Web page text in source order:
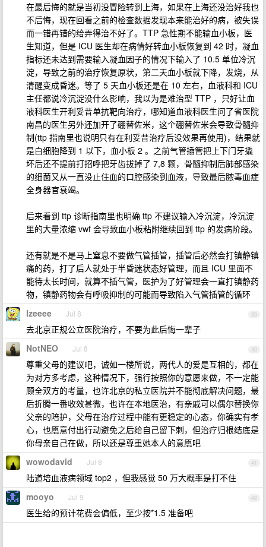
在最后悔的就是当初没冒险转到上海，如果在上海还没治好我也
不后悔，现在回看之前的检查数据发现本来能治好的病，被失误
而一错再错的给弄得治不好了。TTP 急性期不能输血小板，医
生知道，但是 ICU 医生却在病情好转血小板恢复到 42 时，凝血
指标还未达到需要输入凝血因子的情况下输入了 10.5 单位冷沉
淀，导致之前的治疗恢复原状，第二天血小板就下降，发烧，从
清醒变成昏迷。等了 5 天血小板还是在 10 左右，血液科和 ICU
主任都说冷沉淀没什么影响，我以为是难治型 TTP ，只好让血
液科医生开利妥昔单抗靶向治疗，哪知道血液科医生问了省医院
南昌的医生另外还加开了硼替佐米，这个硼替佐米会导致骨髓抑
制(ttp 指南里也说明只有在利妥昔治疗后没效果再使用)，结果就
是白细胞降到 1 以下，血小板 2 。之前气管插管把上下门牙撬
坏后还不提前打招呼把牙齿拔掉了 7,8 颗，骨髓抑制后肺部感染
的细菌又从一直没止住血的口腔感染到血液，导致最后脓毒血症
全身器官衰竭。
后来看到 ttp 诊断指南里也明确 ttp 不建议输入冷沉淀，冷沉淀
里的大量浓缩 vwf 会导致血小板粘附继续回到 ttp 的发病阶段。
还有就是不是马上窒息不要做气管插管，插管后必然会打镇静镇
痛的药，打了后人就处于半昏迷状态好管理，而且 ICU 里面不
能待太长时间，就算不插气管，医护为了好管理会一直打镇静药
物，镇静药物会有呼吸抑制的可能而导致陷入气管插管的循环
39
lzeeee Jul 8
去北京正规公立医院治疗，不要为此后悔一辈子
40
NotNEO Jul 8
尊重父母的建议吧，诚如一楼所说，两代人的爱是互相的，都在
为对方多考虑，这种情况下，强行按照你的意愿来做，不一定能
顾全双方的考量，也许北京的私立医院并不能彻底解决问题，最
后折腾一番收效甚微，也许在本地医治，有亲戚可以偶尔替换你
父亲的陪护，父母在治疗过程中能有更稳定的心态，你确实有孝
心，也愿意付出行动避免之后给自己留下刺，但治疗归根结底是
你母亲自己在做，所以还是尊重她本人的意愿吧
41
wowodavid Jul 8
陆道培血液病领域 top2 ，但我感觉 50 万大概率是打不住
42
mooyo Jul 9
医生给的预计花费会偏低，至少按*1.5 准备吧